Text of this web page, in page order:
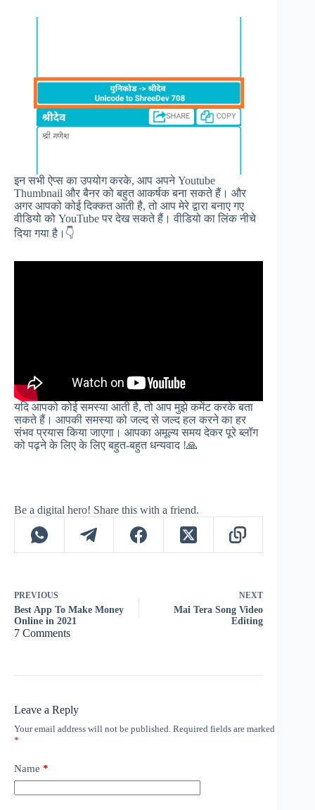
इन सभी ऐप्स का उपयोग करके, आप अपने Youtube
Thumbnail और बैनर को बहुत आकर्षक बना सकते हैं। और
अगर आपको कोई दिक्कत आती है, तो आप मेरे द्वारा बनाए गए
वीडियो को YouTube पर देख सकते हैं। वीडियो का लिंक नीचे
दिया गया है।👇
यदि आपको कोई समस्या आती है, तो आप मुझे कमेंट करके बता
सकते हैं। आपकी समस्या को जल्द से जल्द हल करने का हर
संभव प्रयास किया जाएगा। आपका अमूल्य समय देकर पूरे ब्लॉग
को पढ़ने के लिए के लिए बहुत-बहुत धन्यवाद !🙏
Be a digital hero! Share this with a friend.
PREVIOUS
Best App To Make Money
Online in 2021
NEXT
Mai Tera Song Video
Editing
7 Comments
Leave a Reply
Your email address will not be published. Required fields are marked
*
Name *